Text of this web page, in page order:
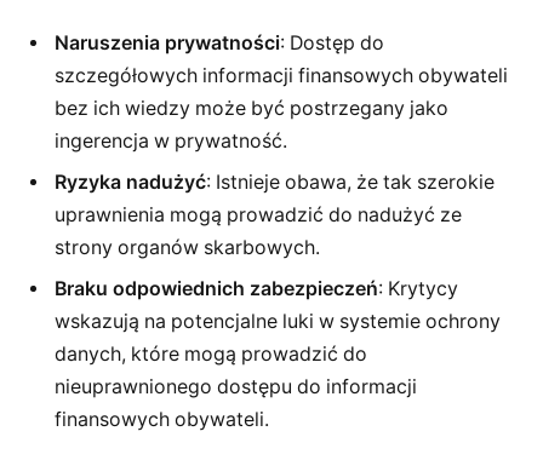
Naruszenia prywatności: Dostęp do
szczegółowych informacji finansowych obywateli
bez ich wiedzy może być postrzegany jako
ingerencja w prywatność.
Ryzyka nadużyć: Istnieje obawa, że tak szerokie
uprawnienia mogą prowadzić do nadużyć ze
strony organów skarbowych.
Braku odpowiednich zabezpieczeń: Krytycy
wskazują na potencjalne luki w systemie ochrony
danych, które mogą prowadzić do
nieuprawnionego dostępu do informacji
finansowych obywateli.